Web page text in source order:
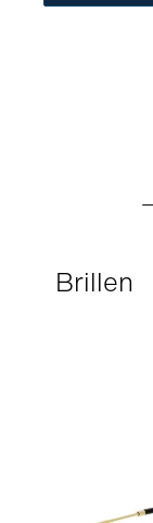
Brillen